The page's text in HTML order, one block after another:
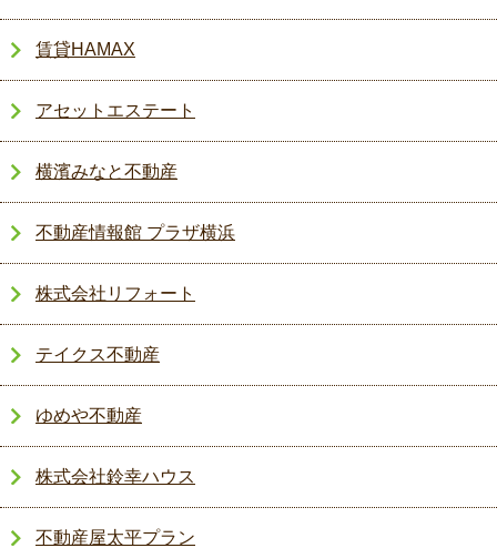
賃貸HAMAX
アセットエステート
横濱みなと不動産
不動産情報館 プラザ横浜
株式会社リフォート
テイクス不動産
ゆめや不動産
株式会社鈴幸ハウス
不動産屋太平プラン